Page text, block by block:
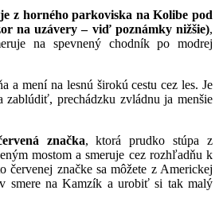
z horného parkoviska na Kolibe pod
na uzávery – viď poznámky nižšie),
na spevnený chodník po modrej
a mení na lesnú širokú cestu cez les. Je
zablúdiť, prechádzku zvládnu ja menšie
značka, ktorá prudko stúpa z
mostom a smeruje cez rozhľadňu k
červenej značke sa môžete z Americkej
smere na Kamzík a urobiť si tak malý